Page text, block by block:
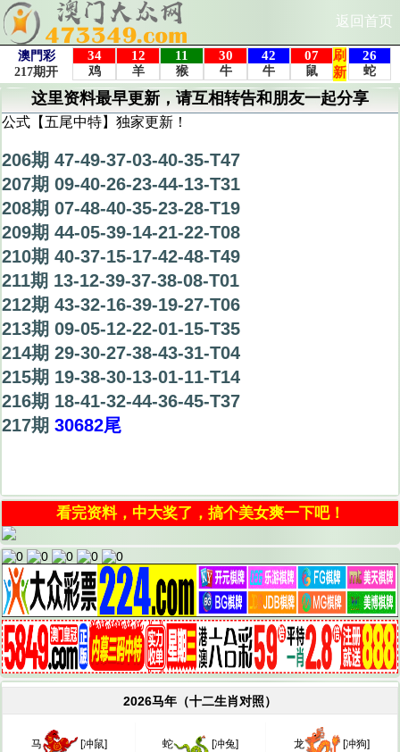
返回首页
这里资料最早更新，请互相转告和朋友一起分享
公式【五尾中特】独家更新！
206期 47-49-37-03-40-35-T47
207期 09-40-26-23-44-13-T31
208期 07-48-40-35-23-28-T19
209期 44-05-39-14-21-22-T08
210期 40-37-15-17-42-48-T49
211期 13-12-39-37-38-08-T01
212期 43-32-16-39-19-27-T06
213期 09-05-12-22-01-15-T35
214期 29-30-27-38-43-31-T04
215期 19-38-30-13-01-11-T14
216期 18-41-32-44-36-45-T37
217期 30682尾
看完资料，中大奖了，搞个美女爽一下吧！
2026马年（十二生肖对照）
马 [冲鼠] 蛇 [冲兔] 龙 [冲狗]